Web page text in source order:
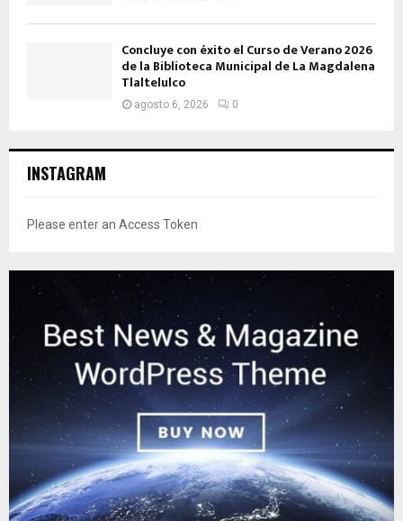
Concluye con éxito el Curso de Verano 2026
de la Biblioteca Municipal de La Magdalena
Tlaltelulco
agosto 6, 2026 0
INSTAGRAM
Please enter an Access Token